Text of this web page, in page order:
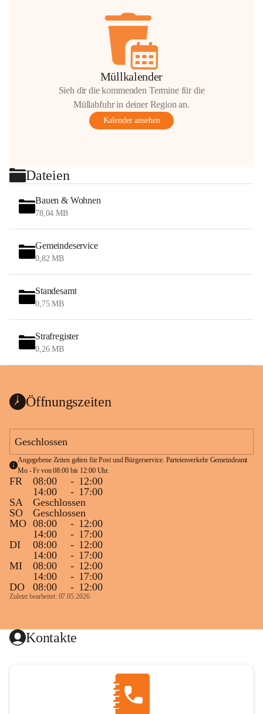
Müllkalender
Sieh dir die kommenden Termine für die
Müllabfuhr in deiner Region an.
Kalender ansehen
Dateien
Bauen & Wohnen
78,04 MB
Gemeindeservice
0,82 MB
Standesamt
0,75 MB
Strafregister
0,26 MB
Öffnungszeiten
Geschlossen
Angegebene Zeiten gelten für Post und Bürgerservice. Parteienverkehr Gemeindeamt
Mo - Fr von 08:00 bis 12:00 Uhr.
FR 08:00 - 12:00
14:00
- 17:00
SA
Geschlossen
SO
Geschlossen
MO 08:00 - 12:00
14:00
- 17:00
DI
08:00 - 12:00
14:00
- 17:00
MI
08:00 - 12:00
14:00
- 17:00
DO
08:00 - 12:00
Zuletzt bearbeitet: 07.05.2026
Kontakte